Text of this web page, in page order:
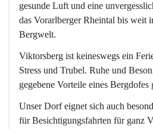
gesunde Luft und eine
das Vorarlberger Rheintal bis weit
Bergwelt.
Viktorsberg ist keineswegs ein
Stress und Trubel. Ruhe und
gegebene Vorteile eines Bergdofes
Unser Dorf eignet sich auch
für Besichtigungsfahrten für ganz